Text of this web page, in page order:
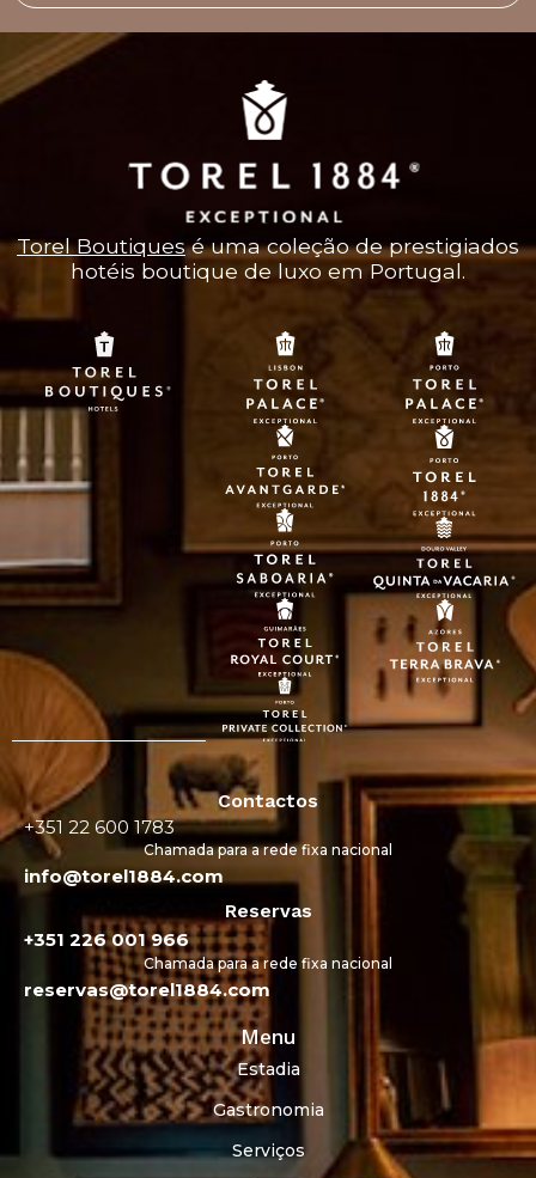
Torel Boutiquesé uma coleção de prestigiados
hotéis boutique de luxo em Portugal.
Contactos
+351 22 600 1783
Chamada para a rede fixa nacional
info@torel1884.com
Reservas
+351 226 001 966
Chamada para a rede fixa nacional
reservas@torel1884.com
Menu
Estadia
Gastronomia
Serviços